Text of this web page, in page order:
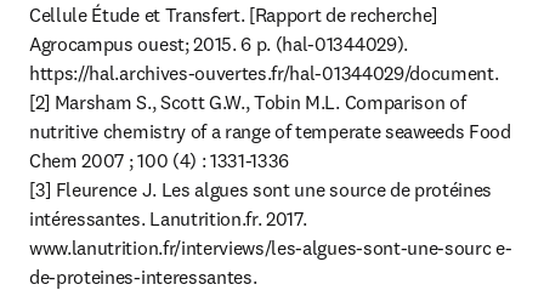
Cellule Étude et Transfert. [Rapport de recherche]
Agrocampus ouest; 2015. 6 p. (hal-01344029).
https://hal.archives-ouvertes.fr/hal-01344029/document.
[2] Marsham S., Scott G.W., Tobin M.L. Comparison of
nutritive chemistry of a range of temperate seaweeds Food
Chem 2007 ; 100 (4) : 1331-1336
[3] Fleurence J. Les algues sont une source de protéines
intéressantes. Lanutrition.fr. 2017.
www.lanutrition.fr/interviews/les-algues-sont-une-sourc e-
de-proteines-interessantes.